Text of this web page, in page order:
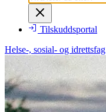
Tilskuddsportal
Helse-, sosial- og idrettsfag